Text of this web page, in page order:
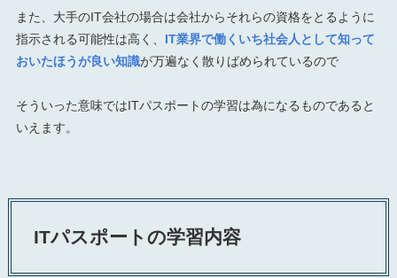
また、大手のIT会社の場合は会社からそれらの資格をとるように
指示される可能性は高く、 IT業界で働くいち社会人として知って
おいたほうが良い知識が万遍なく散りばめられているので
そういった意味ではITパスポートの学習は為になるものであると
いえます。
ITパスポートの学習内容